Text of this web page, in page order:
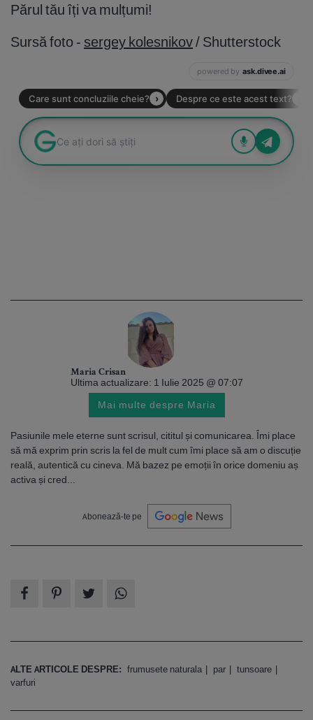
Părul tău îți va mulțumi!
Sursă foto - sergey kolesnikov/ Shutterstock
Maria Crisan
Ultima actualizare: 1 Iulie 2025 @ 07:07
Mai multe despre Maria
Pasiunile mele eterne sunt scrisul, cititul și comunicarea. Îmi place
să mă exprim prin scris la fel de mult cum îmi place să am o discuție
reală, autentică cu cineva. Mă bazez pe emoții în orice domeniu aș
activa și cred...
Abonează-te pe
ALTE ARTICOLE DESPRE: frumusete naturala par
tunsoare
varfuri